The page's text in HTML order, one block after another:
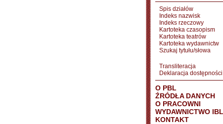
Spis działów
Indeks nazwisk
Indeks rzeczowy
Kartoteka czasopism
Kartoteka teatrów
Kartoteka wydawnictw
Szukaj tytułu/słowa
Transliteracja
Deklaracja dostępności
O PBL
ŹRÓDŁA DANYCH
O PRACOWNI
WYDAWNICTWO IBL
KONTAKT